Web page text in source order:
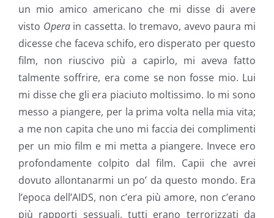
un mio amico americano che mi disse di avere
visto Operain cassetta. Io tremavo, avevo paura mi
dicesse che faceva schifo, ero disperato per questo
film, non riuscivo più a capirlo, mi aveva fatto
talmente soffrire, era come se non fosse mio. Lui
mi disse che gli era piaciuto moltissimo. Io mi sono
messo a piangere, per la prima volta nella mia vita;
a me non capita che uno mi faccia dei complimenti
per un mio film e mi metta a piangere. Invece ero
profondamente colpito dal film. Capii che avrei
dovuto allontanarmi un po’ da questo mondo. Era
l’epoca dell’AIDS, non c’era più amore, non c’erano
più rapporti sessuali, tutti erano terrorizzati da